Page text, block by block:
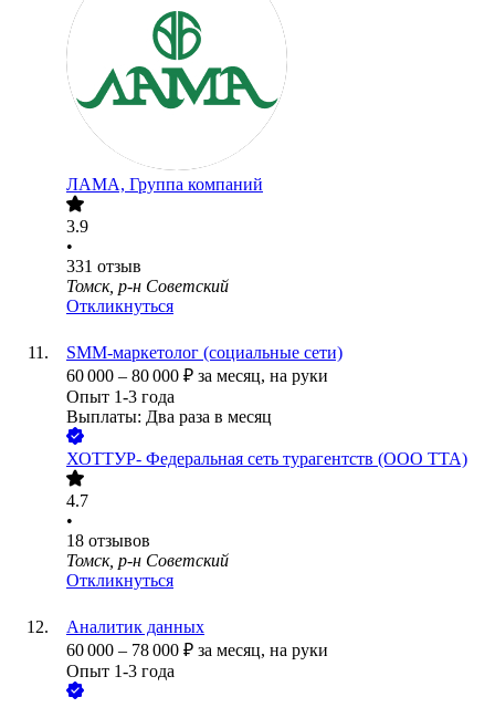
ЛАМА, Группа компаний
3.9
•
331 отзыв
Томск, р-н Советский
Откликнуться
SMM-маркетолог (социальные сети)
60 000 – 80 000 ₽ за месяц, на руки
Опыт 1-3 года
Выплаты: Два раза в месяц
ХОТТУР- Федеральная сеть турагентств (ООО ТТА)
4.7
•
18 отзывов
Томск, р-н Советский
Откликнуться
Аналитик данных
60 000 – 78 000 ₽ за месяц, на руки
Опыт 1-3 года